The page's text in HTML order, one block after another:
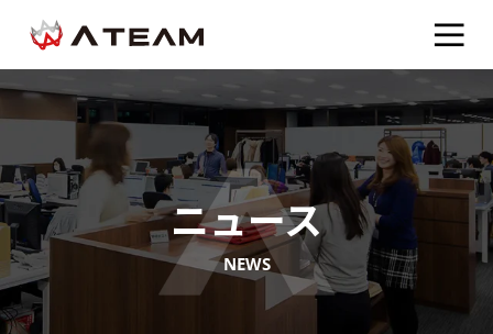
ニュース
NEWS